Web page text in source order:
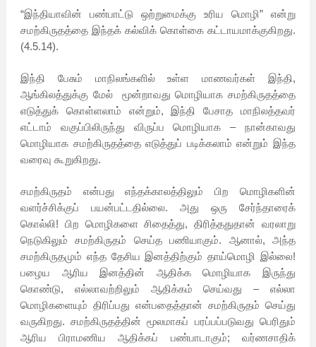
“இந்தியாவின் பண்பாட்டு ஒற்றுமைக்கு உரிய மொழி” என்று
சமற்கிருதத்தை இந்தக் கல்விக் கொள்கை கட்டாயமாக்குகிறது.
(4.5.14).
இந்தி பேசும் மாநிலங்களில் உள்ள மாணவர்கள் இந்தி,
ஆங்கிலத்துக்கு மேல்
மூன்றாவது மொழியாக சமற்கிருதத்தை
எடுத்துக் கொள்ளலாம் என்றும், இந்தி பேசாத மாநிலத்தவர்
எட்டாம் வகுப்பிலிருந்து விருப்ப மொழியாக – நான்காவது
மொழியாக சமற்கிருதத்தை எடுத்துப் படிக்கலாம் என்றும் இந்த
வரைவு கூறுகிறது.
சமற்கிருதம் என்பது எந்தக்காலத்திலும் பிற மொழிகளின்
வளர்ச்சிக்குப் பயன்பட்டதில்லை. அது ஒரு சேர்ந்தாரைக்
கொல்லி! பிற மொழிகளை சிதைத்து, திரித்ததுதான் வரலாறு
நெடுகிலும் சமற்கிருதம் செய்த பணியாகும். ஆனால், அந்த
சமற்கிருதமும் எந்த தேசிய இனத்திற்கும் தாய்மொழி இல்லை!
பழைய ஆரிய இனத்தின் ஆதிக்க மொழியாக இருந்து
கொண்டு, எல்லாவற்றிலும் ஆதிக்கம் செய்வது – எல்லா
மொழிகளையும் திரிப்பது என்பதைத்தான் சமற்கிருதம் செய்து
வருகிறது. சமற்கிருதத்தின் மூலமாகப் பரப்பப்படுவது பெரிதும்
ஆரிய பிராமணிய ஆதிக்கப் பண்பாடாகும்; வர்ணசாதிக்